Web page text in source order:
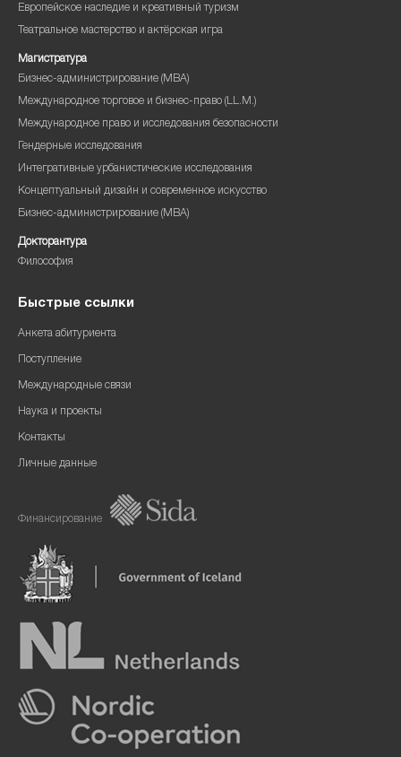
Европейское наследие и креативный туризм
Театральное мастерство и актёрская игра
Магистратура
Бизнес-администрирование (MBA)
Международное торговое и бизнес-право (LL.M.)
Международное право и исследования безопасности
Гендерные исследования
Интегративные урбанистические исследования
Концептуальный дизайн и современное искусство
Бизнес-администрирование (MBA)
Докторантура
Философия
Быстрые ссылки
Анкета абитуриента
Поступление
Международные связи
Наука и проекты
Контакты
Личные данные
Финансирование